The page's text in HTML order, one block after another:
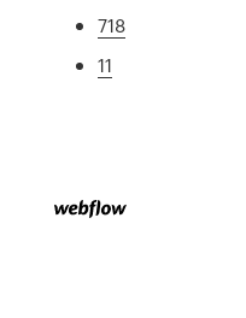
718
11